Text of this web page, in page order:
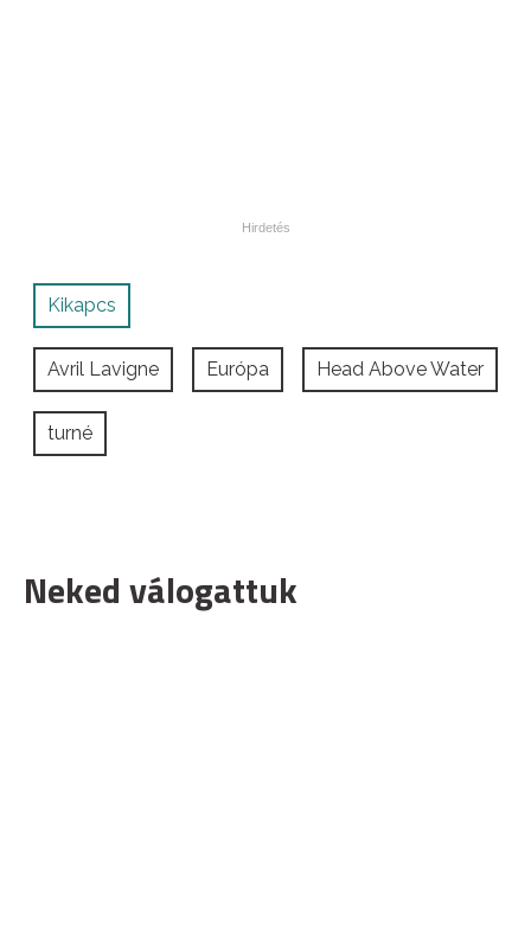
Kikapcs
Avril Lavigne Európa Head Above Water
turné
Neked válogattuk